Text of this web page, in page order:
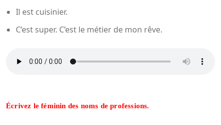
Il est cuisinier.
C’est super. C’est le métier de mon rêve.
Écrivez le féminin des noms de professions.